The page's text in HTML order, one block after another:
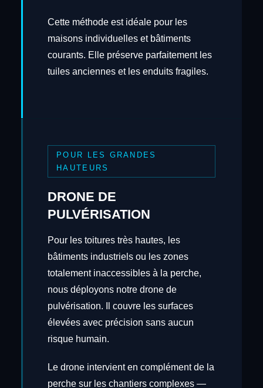
Cette méthode est idéale pour les
maisons individuelles et bâtiments
courants. Elle préserve parfaitement les
tuiles anciennes et les enduits fragiles.
POUR LES GRANDES
HAUTEURS
DRONE DE
PULVÉRISATION
Pour les toitures très hautes, les
bâtiments industriels ou les zones
totalement inaccessibles à la perche,
nous déployons notre drone de
pulvérisation. Il couvre les surfaces
élevées avec précision sans aucun
risque humain.
Le drone intervient en complément de la
perche sur les chantiers complexes —